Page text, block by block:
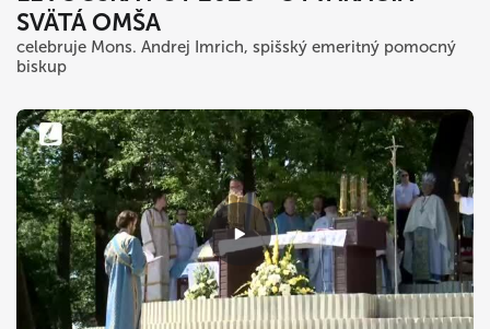
SVÄTÁ OMŠA
celebruje Mons. Andrej Imrich, spišský emeritný pomocný
biskup